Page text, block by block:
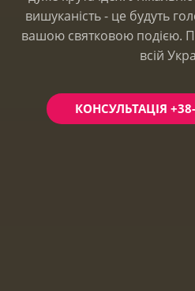
вишуканість - це будуть
вашою святковою подією.
всій
КОНСУЛЬТАЦІЯ